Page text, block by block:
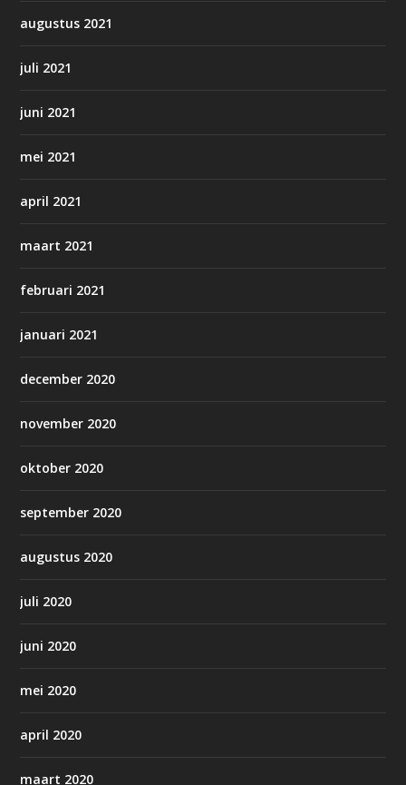
augustus 2021
juli 2021
juni 2021
mei 2021
april 2021
maart 2021
februari 2021
januari 2021
december 2020
november 2020
oktober 2020
september 2020
augustus 2020
juli 2020
juni 2020
mei 2020
april 2020
maart 2020